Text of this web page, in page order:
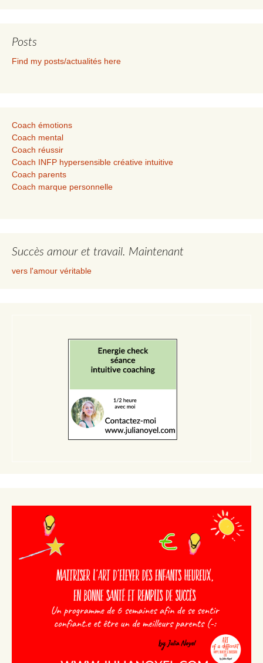
Posts
Find my posts/actualités here
Coach émotions
Coach mental
Coach réussir
Coach INFP hypersensible créative intuitive
Coach parents
Coach marque personnelle
Succès amour et travail. Maintenant
vers l'amour véritable